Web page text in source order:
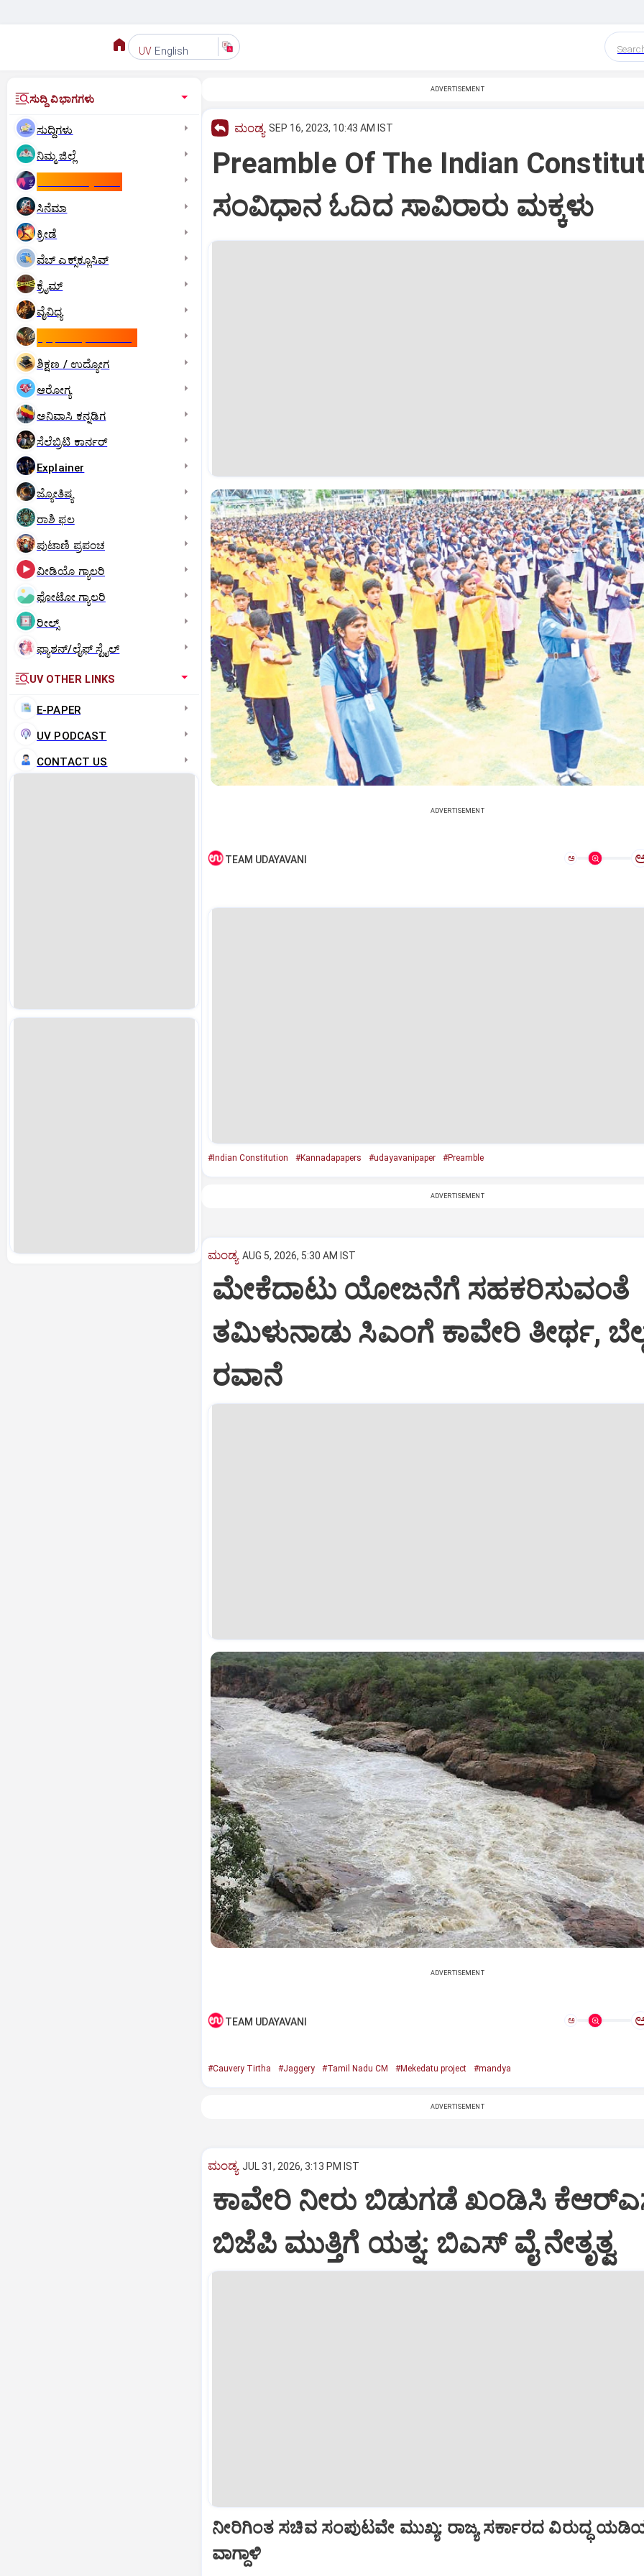
UV English
ಸುದ್ದಿ ವಿಭಾಗಗಳು
ಸುದ್ದಿಗಳು
ನಿಮ್ಮ ಜಿಲ್ಲೆ
ಸಿನೆಮಾ
ಕ್ರೀಡೆ
ವೆಬ್ ಎಕ್ಸ್‌ಕ್ಲೂಸಿವ್
ಕ್ರೈಮ್
ವೈವಿಧ್ಯ
ಶಿಕ್ಷಣ / ಉದ್ಯೋಗ
ಆರೋಗ್ಯ
ಅನಿವಾಸಿ ಕನ್ನಡಿಗ
ಸೆಲೆಬ್ರಿಟಿ ಕಾರ್ನರ್‌
Explainer
ಜ್ಯೋತಿಷ್ಯ
ರಾಶಿ ಫಲ
ಪುಟಾಣಿ ಪ್ರಪಂಚ
ವೀಡಿಯೊ ಗ್ಯಾಲರಿ
ಫೋಟೋ ಗ್ಯಾಲರಿ
ರೀಲ್ಸ್
ಫ್ಯಾಶನ್/ಲೈಫ್‌ ಸ್ಟೈಲ್
UV OTHER LINKS
E-PAPER
UV PODCAST
CONTACT US
ADVERTISEMENT
ಮಂಡ್ಯ SEP 16, 2023, 10:43 AM IST
Preamble Of The Indian
ಸಂವಿಧಾನ ಓದಿದ ಸಾವಿರಾರು ಮಕ್ಕಳು
ADVERTISEMENT
TEAM UDAYAVANI ಅ
#Indian Constitution #Kannadapapers #udayavanipaper #Preamble
ADVERTISEMENT
ಮಂಡ್ಯ AUG 5, 2026, 5:30 AM IST
ಮೇಕೆದಾಟು ಯೋಜನೆಗೆ ಸಹಕರಿಸುವಂತೆ
ತಮಿಳುನಾಡು ಸಿಎಂಗೆ ಕಾವೇರಿ ತೀರ್ಥ,
ರವಾನೆ
ADVERTISEMENT
TEAM UDAYAVANI ಅ
#Cauvery Tirtha #Jaggery #Tamil Nadu CM #Mekedatu project #mandya
ADVERTISEMENT
ಮಂಡ್ಯ JUL 31, 2026, 3:13 PM IST
ಕಾವೇರಿ ನೀರು ಬಿಡುಗಡೆ ಖಂಡಿಸಿ
ಬಿಜೆಪಿ ಮುತ್ತಿಗೆ ಯತ್ನ: ಬಿಎಸ್ ವೈ ನೇತೃತ್ವ
ನೀರಿಗಿಂತ ಸಚಿವ ಸಂಪುಟವೇ ಮುಖ್ಯ: ರಾಜ್ಯ ಸರ್ಕಾರದ ವಿರುದ್ಧ
ವಾಗ್ದಾಳಿ